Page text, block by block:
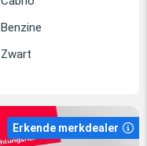
Benzine
Zwart
Erkende merkdealer